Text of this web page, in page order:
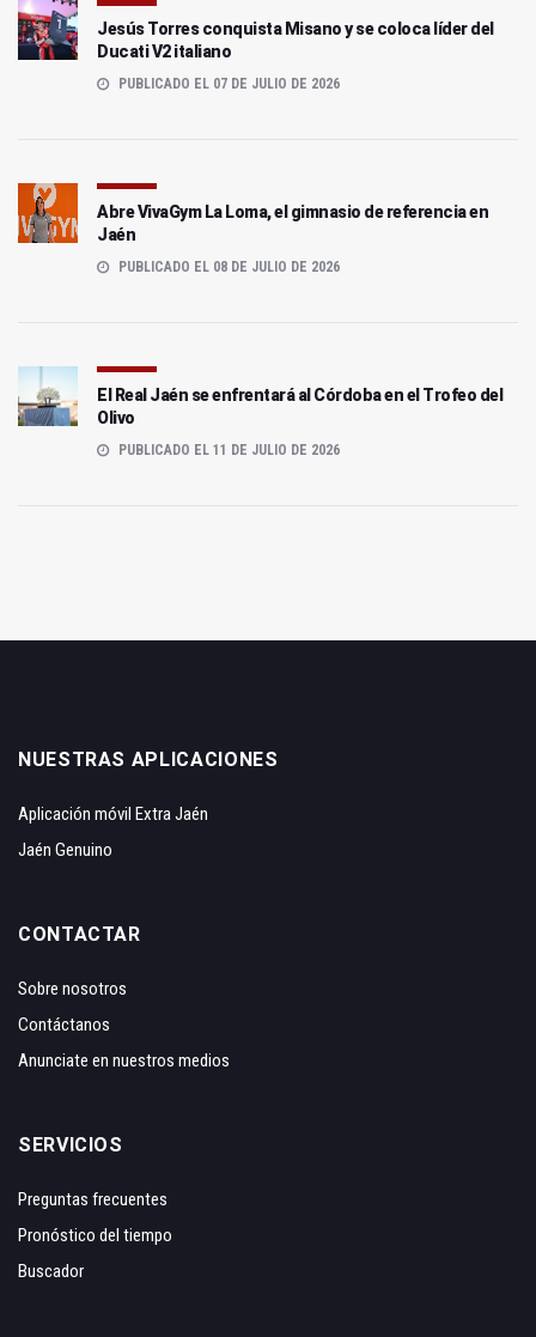
Jesús Torres conquista Misano y se coloca líder del
Ducati V2 italiano
PUBLICADO EL 07 DE JULIO DE 2026
Abre VivaGym La Loma, el gimnasio de referencia en
Jaén
PUBLICADO EL 08 DE JULIO DE 2026
El Real Jaén se enfrentará al Córdoba en el Trofeo del
Olivo
PUBLICADO EL 11 DE JULIO DE 2026
NUESTRAS APLICACIONES
Aplicación móvil Extra Jaén
Jaén Genuino
CONTACTAR
Sobre nosotros
Contáctanos
Anunciate en nuestros medios
SERVICIOS
Preguntas frecuentes
Pronóstico del tiempo
Buscador